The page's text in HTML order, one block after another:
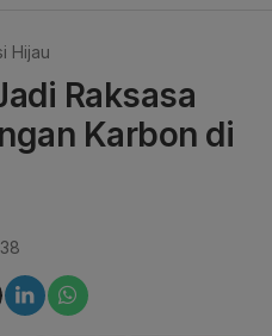
Hijau
Raksasa
Karbon di